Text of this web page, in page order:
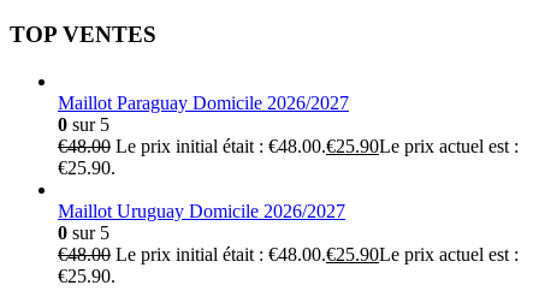
TOP VENTES
Maillot Paraguay Domicile 2026/2027
0 sur 5
€48.00 Le prix initial était : €48.00.€25.90Le prix actuel est :
€25.90.
Maillot Uruguay Domicile 2026/2027
0 sur 5
€48.00 Le prix initial était : €48.00.€25.90Le prix actuel est :
€25.90.